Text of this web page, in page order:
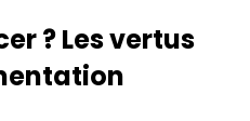
? Les vertus